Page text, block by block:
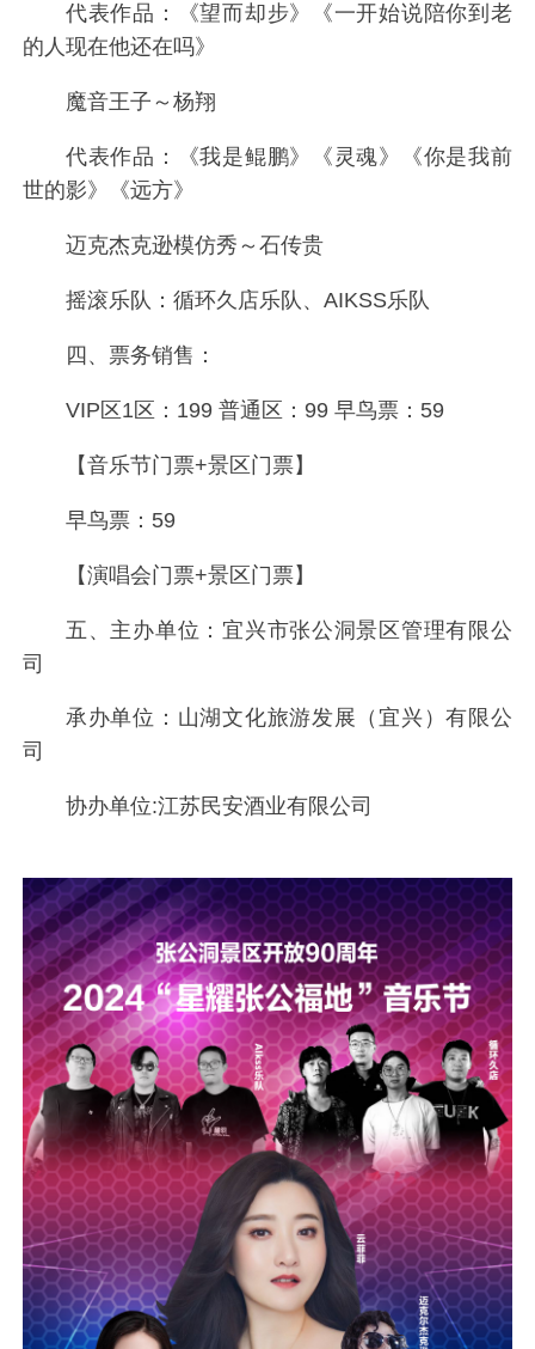
代表作品：《望而却步》《一开始说陪你到老
的人现在他还在吗》
魔音王子～杨翔
代表作品：《我是鲲鹏》《灵魂》《你是我前
世的影》《远方》
迈克杰克逊模仿秀～石传贵
摇滚乐队：循环久店乐队、AIKSS乐队
四、票务销售：
VIP区1区：199 普通区：99 早鸟票：59
【音乐节门票+景区门票】
早鸟票：59
【演唱会门票+景区门票】
五、主办单位：宜兴市张公洞景区管理有限公
司
承办单位：山湖文化旅游发展（宜兴）有限公
司
协办单位:江苏民安酒业有限公司